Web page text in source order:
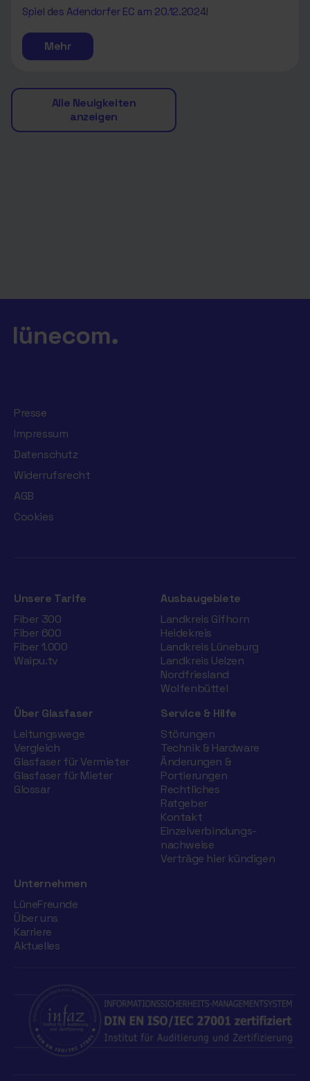
Spiel des Adendorfer EC am 20.12.2024!
Mehr
Alle Neuigkeiten
anzeigen
Presse
Impressum
Datenschutz
Widerrufsrecht
AGB
Cookies
Unsere Tarife
Fiber 300
Fiber 600
Fiber 1.000
Waipu.tv
Ausbaugebiete
Landkreis Gifhorn
Heidekreis
Landkreis Lüneburg
Landkreis Uelzen
Nordfriesland
Wolfenbüttel
Über Glasfaser
Leitungswege
Vergleich
Glasfaser für Vermieter
Glasfaser für Mieter
Glossar
Service & Hilfe
Störungen
Technik & Hardware
Änderungen &
Portierungen
Rechtliches
Ratgeber
Kontakt
Einzelverbindungs­
nachweise
Verträge hier kündigen
Unternehmen
LüneFreunde
Über uns
Karriere
Aktuelles